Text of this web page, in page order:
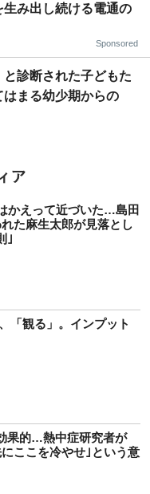
み出し続ける電通の
Sponsored
と診断された子どもた
まる幼少期からの
かえって近づいた…島田
た麻生太郎が見落とし
｣
「観る」。インプット
果的…熱中症研究者が
ここを冷やせ｣という意